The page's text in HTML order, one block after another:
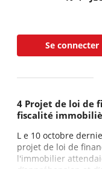
Se connecter
4 Projet de loi de
fiscalité
L e 10 octobre
projet de loi de
l'immobilier